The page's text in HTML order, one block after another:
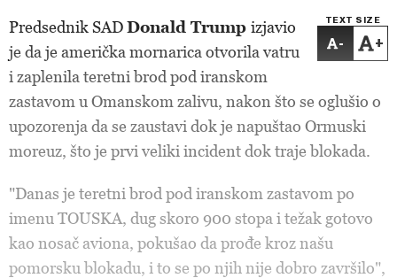
TEXT SIZE
- +
Predsednik SADDonald Trump izjavio
je da je američka mornarica otvorila vatru
i zaplenila teretni brod pod iranskom
zastavom u Omanskom zalivu, nakon što se oglušio o
upozorenja da se zaustavi dok je napuštao Ormuski
moreuz, što je prvi veliki incident dok traje blokada.
"Danas je teretni brod pod iranskom zastavom po
imenu TOUSKA, dug skoro 900 stopa i težak gotovo
kao nosač aviona, pokušao da prođe kroz našu
pomorsku blokadu, i to se po njih nije dobro završilo",